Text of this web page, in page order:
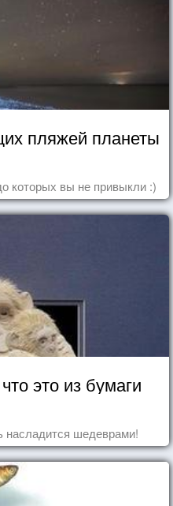
пляжей планеты
которых вы не привыкли :)
это из бумаги
шедеврами!